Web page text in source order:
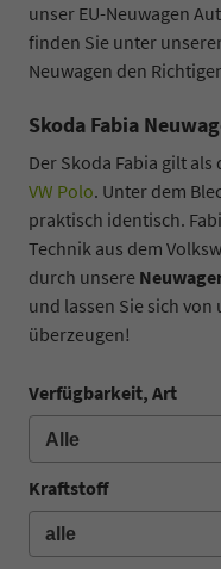
unser EU-Neuwagen
finden Sie unter
Neuwagen den
Skoda Fabia
Der Skoda Fabia gilt
VW Polo. Unter dem
praktisch identisch.
Technik aus dem
durch unsere
und lassen Sie sich
überzeugen!
Verfügbarkeit, Art
Kraftstoff